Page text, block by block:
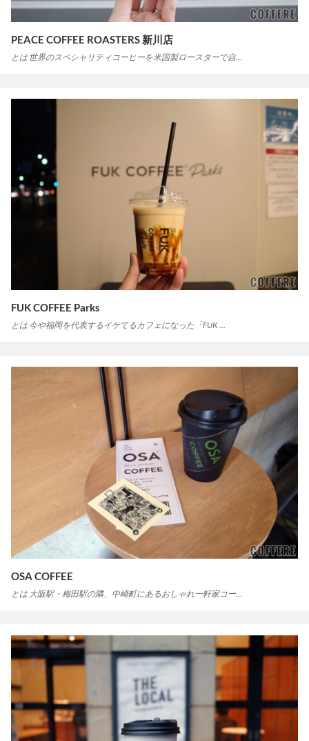
PEACE COFFEE ROASTERS 新川店
とは 世界のスペシャリティコーヒーを米国製ロースターで自…
FUK COFFEE Parks
とは 今や福岡を代表するイケてるカフェになった「FUK …
OSA COFFEE
とは 大阪駅・梅田駅の隣、中崎町にあるおしゃれ一軒家コー…